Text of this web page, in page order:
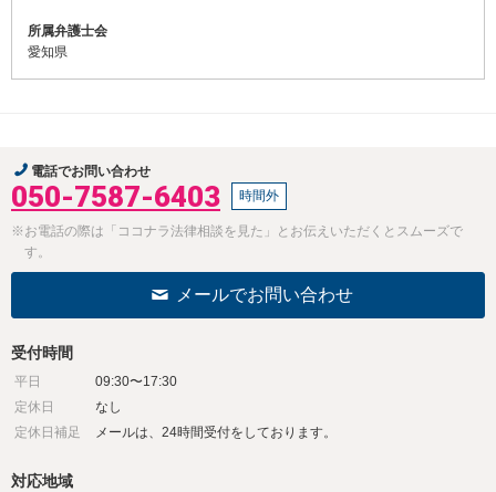
所属弁護士会
愛知県
電話でお問い合わせ
050-7587-6403 時間外
※お電話の際は「ココナラ法律相談を見た」とお伝えいただくとスムーズで
す。
メールでお問い合わせ
受付時間
平日
09:30〜17:30
定休日
なし
定休日補足
メールは、24時間受付をしております。
対応地域